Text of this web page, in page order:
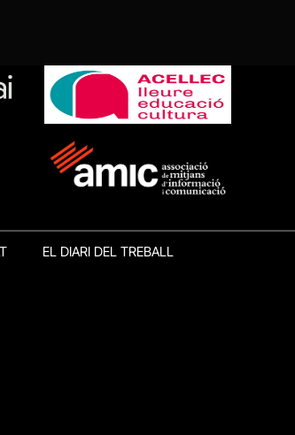
EL DIARI DEL TREBALL